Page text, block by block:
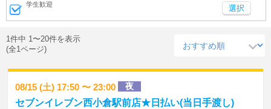
学生歓迎 選択
1件中 1〜20件を表示
(全1ページ)
08/15 (土) 17:50 〜 23:00 夜
セブンイレブン西小倉駅前店★日払い(当日手渡し)